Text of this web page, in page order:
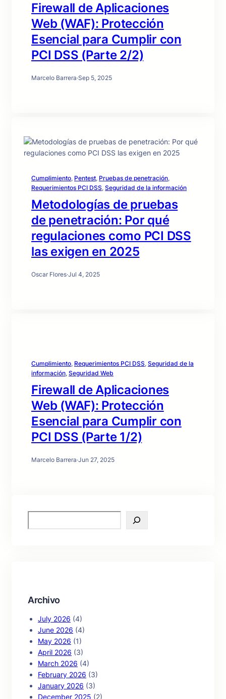
Firewall de Aplicaciones
Web (WAF): Protección
Esencial para Cumplir con
PCI DSS (Parte 2/2)
Marcelo Barrera·Sep 5, 2025
Cumplimiento, Pentest, Pruebas de penetración
Requerimientos PCI DSS, Seguridad de la información
Metodologías de pruebas
de penetración: Por qué
regulaciones como PCI DSS
las exigen en 2025
Oscar Flores·Jul 4, 2025
Cumplimiento, Requerimientos PCI DSS, Seguridad de la
información, Seguridad Web
Firewall de Aplicaciones
Web (WAF): Protección
Esencial para Cumplir con
PCI DSS (Parte 1/2)
Marcelo Barrera·Jun 27, 2025
e
Archivo
July 2026 (4)
June 2026 (4)
May 2026 (1)
April 2026 (3)
March 2026 (4)
February 2026 (3)
January 2026 (3)
December 2025 (2)